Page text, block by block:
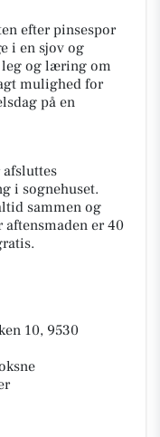
efter pinsespor
i en sjov og
og læring om
mulighed for
på en
i sognehuset.
sammen og
aftensmaden er 40
10, 9530